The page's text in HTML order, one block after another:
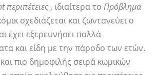
περιπέτειες , ιδιαίτερα το Πρόβλημα
σχεδιάζεται και ζωντανεύει ο
έχει εξερευνήσει πολλά
και είδη με την πάροδο των ετών.
πιο δημοφιλής σειρά κωμικών